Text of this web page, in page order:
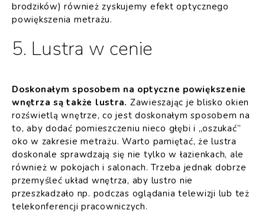
brodzików) również zyskujemy efekt optycznego
powiększenia metrażu.
5. Lustra w cenie
Doskonałym sposobem na optyczne powiększenie
wnętrza są także lustra. Zawieszając je blisko okien
rozświetlą wnętrze, co jest doskonałym sposobem na
to, aby dodać pomieszczeniu nieco głębi i „oszukać”
oko w zakresie metrażu. Warto pamiętać, że lustra
doskonale sprawdzają się nie tylko w łazienkach, ale
również w pokojach i salonach. Trzeba jednak dobrze
przemyśleć układ wnętrza, aby lustro nie
przeszkadzało np. podczas oglądania telewizji lub też
telekonferencji pracowniczych.